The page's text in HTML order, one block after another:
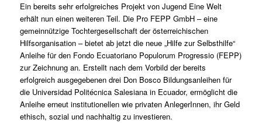
Ein bereits sehr erfolgreiches Projekt von Jugend Eine Welt
erhält nun einen weiteren Teil. Die Pro FEPP GmbH – eine
gemeinnützige Tochtergesellschaft der österreichischen
Hilfsorganisation – bietet ab jetzt die neue „Hilfe zur Selbsthilfe“
Anleihe für den Fondo Ecuatoriano Populorum Progressio (FEPP)
zur Zeichnung an. Erstellt nach dem Vorbild der bereits
erfolgreich ausgegebenen drei Don Bosco Bildungsanleihen für
die Universidad Politécnica Salesiana in Ecuador, ermöglicht die
Anleihe erneut institutionellen wie privaten AnlegerInnen, ihr Geld
ethisch, sozial und nachhaltig zu investieren.